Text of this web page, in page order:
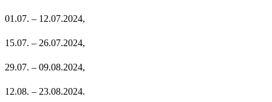
01.07. – 12.07.2024,
15.07. – 26.07.2024,
29.07. – 09.08.2024,
12.08. – 23.08.2024.